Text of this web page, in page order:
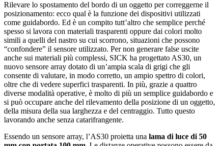
Rilevare lo spostamento del bordo di un oggetto per correggerne il
posizionamento: ecco qual è la funzione dei dispositivi utilizzati
come guidabordo. Ed è un compito tutt’altro che semplice perché
spesso si lavora con materiali trasparenti oppure dai colori molto
simili a quelli del nastro su cui scorrono, situazioni che possono
“confondere” il sensore utilizzato. Per non generare false uscite
anche sui materiali più complessi, SICK ha progettato AS30, un
nuovo sensore array dotato di un’ampia scala di grigi che gli
consente di valutare, in modo corretto, un ampio spettro di colori,
oltre che di vedere superfici trasparenti. In più, grazie a quattro
diverse modalità operative, è molto di più un semplice guidabordo e
si può occupare anche del rilevamento della posizione di un oggetto,
della misura della sua larghezza e del centraggio. Tutto questo
lavorando anche senza catarifrangente.
Essendo un sensore array, l’AS30 proietta una lama di luce di 50